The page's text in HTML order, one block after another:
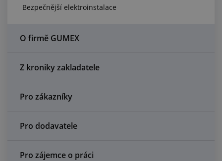
Centrum poptávek
Vše o nákupu
O nás a kariéra
Bezpečnější elektroinstalace
O firmě GUMEX
Z kroniky zakladatele
Pro zákazníky
Pro dodavatele
Pro zájemce o práci